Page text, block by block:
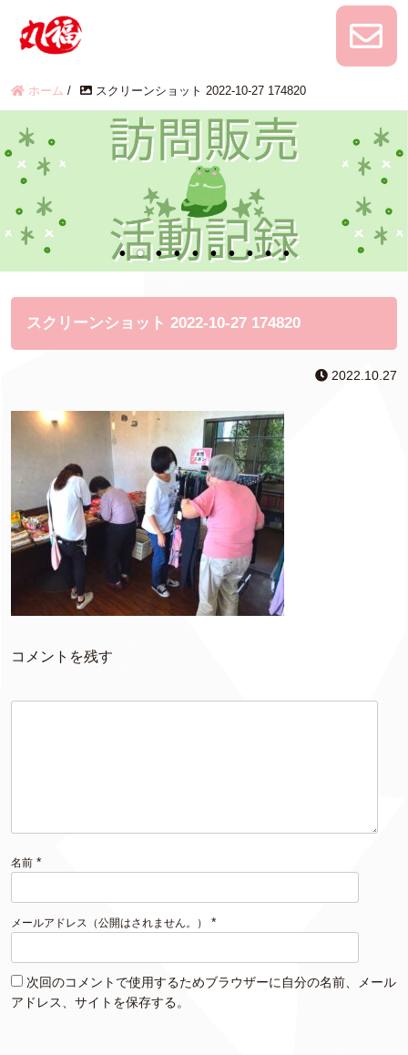
ホーム / スクリーンショット 2022-10-27 174820
スクリーンショット 2022-10-27 174820
2022.10.27
コメントを残す
名前 *
メールアドレス（公開はされません。） *
次回のコメントで使用するためブラウザーに自分の名前、メール
アドレス、サイトを保存する。